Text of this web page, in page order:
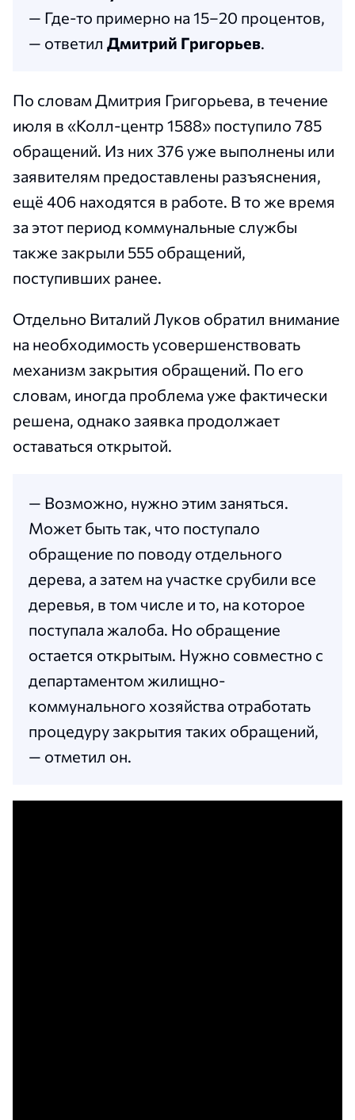
— Где-то примерно на 15–20 процентов,
— ответил Дмитрий Григорьев.
По словам Дмитрия Григорьева, в течение
июля в «Колл-центр 1588» поступило 785
обращений. Из них 376 уже выполнены или
заявителям предоставлены разъяснения,
ещё 406 находятся в работе. В то же время
за этот период коммунальные службы
также закрыли 555 обращений,
поступивших ранее.
Отдельно Виталий Луков обратил внимание
на необходимость усовершенствовать
механизм закрытия обращений. По его
словам, иногда проблема уже фактически
решена, однако заявка продолжает
оставаться открытой.
— Возможно, нужно этим заняться.
Может быть так, что поступало
обращение по поводу отдельного
дерева, а затем на участке срубили все
деревья, в том числе и то, на которое
поступала жалоба. Но обращение
остается открытым. Нужно совместно с
департаментом жилищно-
коммунального хозяйства отработать
процедуру закрытия таких обращений,
— отметил он.